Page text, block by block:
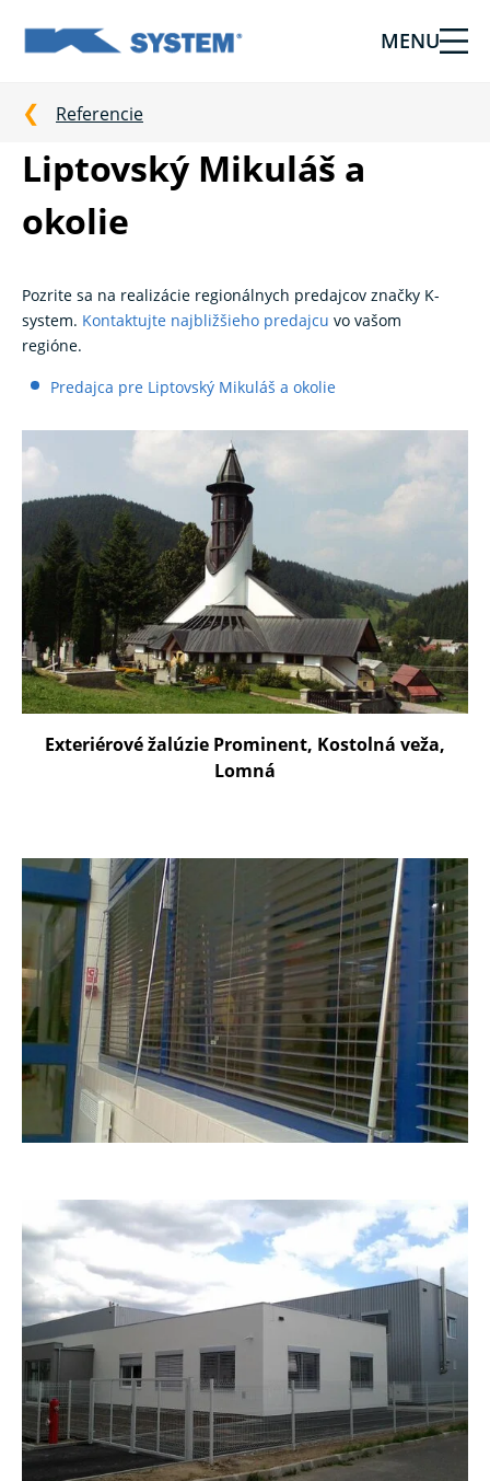
Tieniaca
pre
vašu
domácnosť
od
Ksystem
MENU
Referencie
Liptovský Mikuláš a
okolie
Pozrite sa na realizácie regionálnych predajcov značky K-
system. Kontaktujte najbližšieho predajcu vo vašom
regióne.
Predajca pre Liptovský Mikuláš a okolie
Exteriérové žalúzie Prominent, Kostolná veža,
Lomná